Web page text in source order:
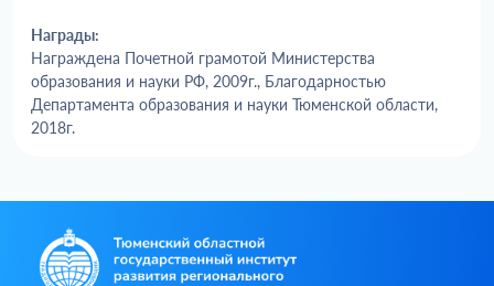
Награды:
Награждена Почетной грамотой Министерства
образования и науки РФ, 2009г., Благодарностью
Департамента образования и науки Тюменской области,
2018г.